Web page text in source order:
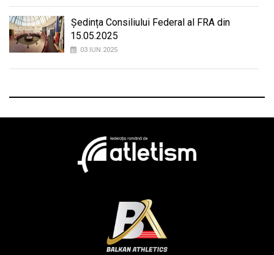
Ședința Consiliului Federal al FRA din
15.05.2025
03 IUN 2025